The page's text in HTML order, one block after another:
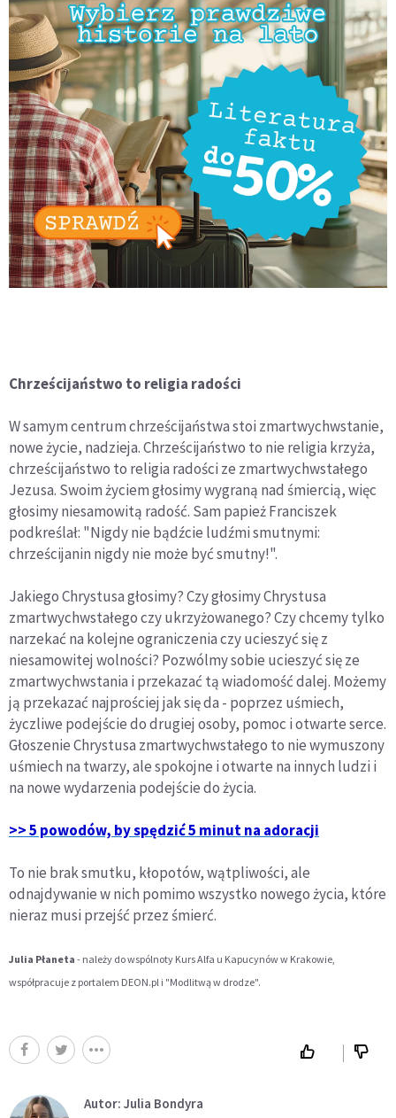
Chrześcijaństwo to religia radości
W samym centrum chrześcijaństwa stoi zmartwychwstanie,
nowe życie, nadzieja. Chrześcijaństwo to nie religia krzyża,
chrześcijaństwo to religia radości ze zmartwychwstałego
Jezusa. Swoim życiem głosimy wygraną nad śmiercią, więc
głosimy niesamowitą radość. Sam papież Franciszek
podkreślał: "Nigdy nie bądźcie ludźmi smutnymi:
chrześcijanin nigdy nie może być smutny!".
Jakiego Chrystusa głosimy? Czy głosimy Chrystusa
zmartwychwstałego czy ukrzyżowanego? Czy chcemy tylko
narzekać na kolejne ograniczenia czy ucieszyć się z
niesamowitej wolności? Pozwólmy sobie ucieszyć się ze
zmartwychwstania i przekazać tą wiadomość dalej. Możemy
ją przekazać najprościej jak się da - poprzez uśmiech,
życzliwe podejście do drugiej osoby, pomoc i otwarte serce.
Głoszenie Chrystusa zmartwychwstałego to nie wymuszony
uśmiech na twarzy, ale spokojne i otwarte na innych ludzi i
na nowe wydarzenia podejście do życia.
>> 5 powodów, by spędzić 5 minut na adoracji
To nie brak smutku, kłopotów, wątpliwości, ale
odnajdywanie w nich pomimo wszystko nowego życia, które
nieraz musi przejść przez śmierć.
Julia Płaneta - należy do wspólnoty Kurs Alfa u Kapucynów w Krakowie,
współpracuje z portalem DEON.pl i "Modlitwą w drodze".
Autor: Julia Bondyra